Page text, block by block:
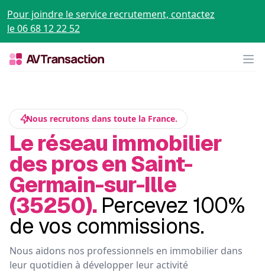
Pour joindre le service recrutement, contactez
le 06 68 12 22 52
Nous recrutons dans toute la France.
Le réseau immobilier
des pros en Saint-
Germain-sur-Ille
(35250). Percevez 100%
de vos commissions.
Nous aidons nos professionnels en immobilier dans
leur quotidien à développer leur activité